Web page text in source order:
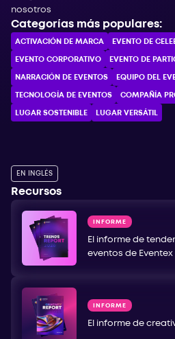
nosotros
Categorías más populares:
ACTIVACIÓN DE MARCA EVENTO DE
EVENTO CORPORATIVO EVENTO DE
NARRACIÓN DE EVENTOS EQUIPO DEL
TECNOLOGÍA DE EVENTOS COMPAÑÍA
LUGAR SOSTENIBLE LUGAR VERSÁTIL
EN INGLÉS
Recursos
INFORME
El informe de
eventos de Eventex
INFORME
El informe de